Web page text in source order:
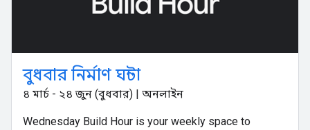
বুধবার নির্মাণ ঘন্টা
৪ মার্চ - ২৪ জুন (বুধবার) | অনলাইন
Wednesday Build Hour is your weekly space to